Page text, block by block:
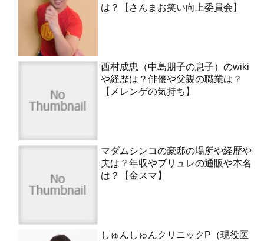
は？【さんまお笑い向上委員会】
西村成忠（中島朋子の息子）のwiki
や経歴は？俳優や父親の職業は？
【メレンゲの気持ち】
マダムシンコの豪邸の場所や経歴や
夫は？年収やブリュレの通販や本名
は？【金スマ】
しゅんしゅんクリニックP（現役医